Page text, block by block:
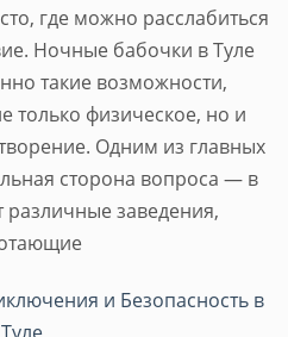
где можно расслабиться
Ночные бабочки в Туле
такие возможности,
только физическое, но и
Одним из главных
сторона вопроса — в
различные заведения,